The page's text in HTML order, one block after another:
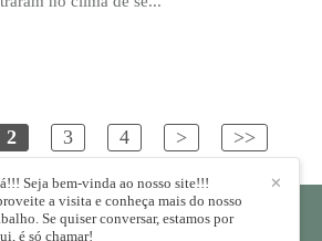
2 3 4 > >>
✕
Seja bem-vinda ao nosso site!!!
a visita e conheça mais do nosso
Se quiser conversar, estamos por
é só chamar!